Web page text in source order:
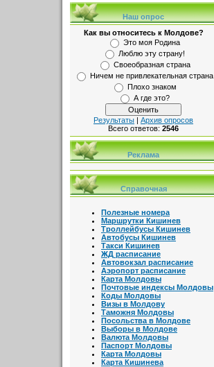
Наш опрос
Как вы относитесь к Молдове?
Это моя Родина
Люблю эту страну!
Своеобразная страна
Ничем не привлекательная страна
Плохо знаком
А где это?
Результаты | Архив опросов
Всего ответов: 2546
Реклама
Справочная
Полезные номера
Маршрутки Кишинев
Троллейбусы Кишинев
Автобусы Кишинев
Такси Кишинев
ЖД расписание
Автовокзал расписание
Аэропорт расписание
Карта Молдовы
Почтовые индексы Молдовы
Коды Молдовы
Визы в Молдову
Таможня Молдовы
Посольства в Молдове
Выборы в Молдове
Валюта Молдовы
Паспорт Молдовы
Карта Молдовы
Карта Кишинева